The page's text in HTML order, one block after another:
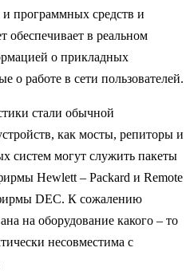
программных средств и
обеспечивает в реальном
о прикладных
о работе в сети пользователей.
стали обычной
как мосты, репиторы и
систем могут служить пакеты
Hewlett – Packard и Remote
DEC. К сожалению
на оборудование какого – то
несовместима с